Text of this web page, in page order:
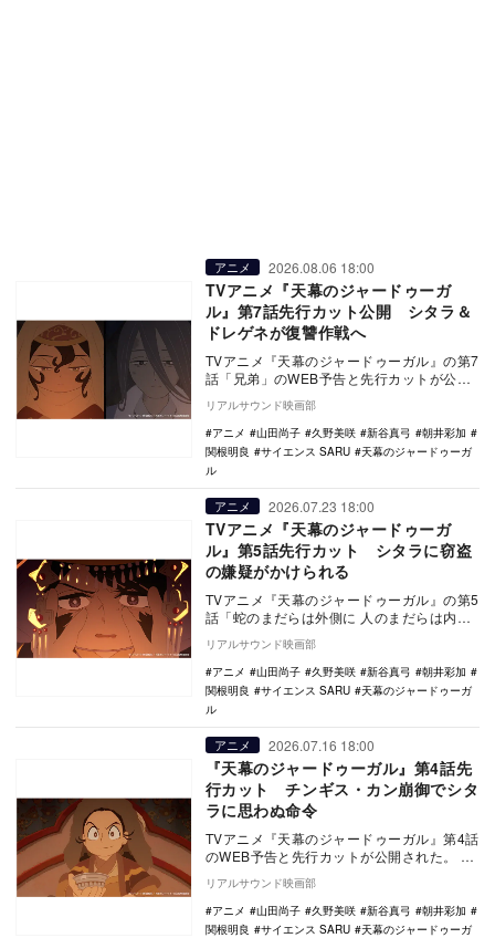
アニメ 2026.08.06 18:00
TVアニメ『天幕のジャードゥーガ
ル』第7話先行カット公開 シタラ＆
ドレゲネが復讐作戦へ
TVアニメ『天幕のジャードゥーガル』の第7
話「兄弟」のWEB予告と先行カットが公開
された。 本作は、Souffle（スーフル…
リアルサウンド映画部
アニメ
山田尚子 久野美咲 新谷真弓
朝井彩加
関根明良
サイエンス SARU
天幕のジャードゥーガ
ル
アニメ 2026.07.23 18:00
TVアニメ『天幕のジャードゥーガ
ル』第5話先行カット シタラに窃盗
の嫌疑がかけられる
TVアニメ『天幕のジャードゥーガル』の第5
話「蛇のまだらは外側に 人のまだらは内側
に」の場面カットが公開された。 本作
は、S…
リアルサウンド映画部
アニメ
山田尚子 久野美咲 新谷真弓
朝井彩加
関根明良
サイエンス SARU
天幕のジャードゥーガ
ル
アニメ 2026.07.16 18:00
『天幕のジャードゥーガル』第4話先
行カット チンギス・カン崩御でシタ
ラに思わぬ命令
TVアニメ『天幕のジャードゥーガル』第4話
のWEB予告と先行カットが公開された。
本作は、Souffle（スーフル）にて連載…
リアルサウンド映画部
アニメ
山田尚子 久野美咲 新谷真弓
朝井彩加
関根明良
サイエンス SARU
天幕のジャードゥーガ